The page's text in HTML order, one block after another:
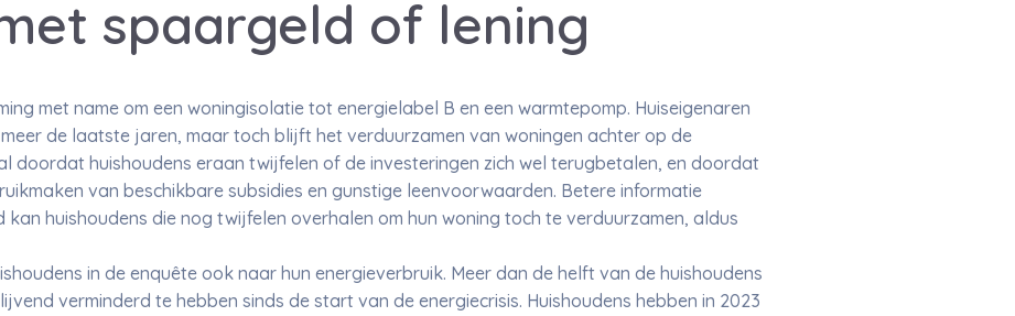
spaargeld of lening
met name om een woningisolatie tot energielabel B en een warmtepomp. Huiseigenaren
de laatste jaren, maar toch blijft het verduurzamen van woningen achter op de
doordat huishoudens eraan twijfelen of de investeringen zich wel terugbetalen, en doordat
van beschikbare subsidies en gunstige leenvoorwaarden. Betere informatie
kan huishoudens die nog twijfelen overhalen om hun woning toch te verduurzamen, aldus
in de enquête ook naar hun energieverbruik. Meer dan de helft van de huishoudens
verminderd te hebben sinds de start van de energiecrisis. Huishoudens hebben in 2023